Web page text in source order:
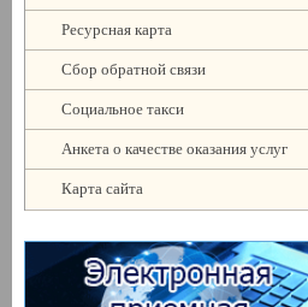
Ресурсная карта
Сбор обратной связи
Социальное такси
Анкета о качестве оказания услуг
Карта сайта